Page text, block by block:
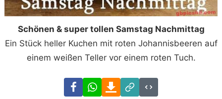
Schönen & super tollen Samstag Nachmittag
Ein Stück heller Kuchen mit roten Johannisbeeren auf
einem weißen Teller vor einem roten Tuch.
FacebookWhatsAppDownload
Link
Code